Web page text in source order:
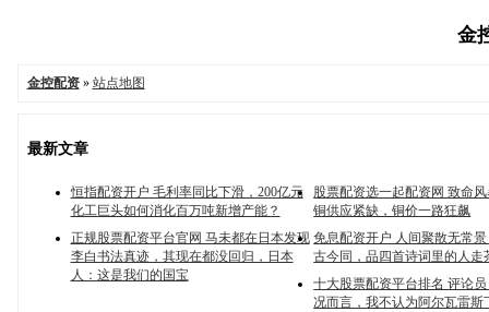
金
金控配资» 站点地图
最新文章
恒指配资开户 毛利率同比下滑，200亿元
化工巨头如何消化百万吨新增产能？
股票配资选一起配资网 致命
铜供应紧缺，铜价一路狂飙
正规股票配资平台官网 马未都在日本发现
李白书法真迹，其现在都没回归，日本
人：这是我们的国宝
免息配资开户 人间聚散无常
古今同，品四首诗词里的人走
十大股票配资平台排名 评论
况而言，我不认为阿尔瓦雷斯